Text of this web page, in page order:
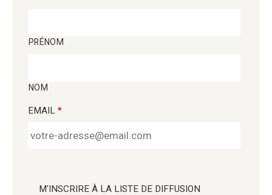
PRÉNOM
NOM
EMAIL *
M'INSCRIRE À LA LISTE DE DIFFUSION